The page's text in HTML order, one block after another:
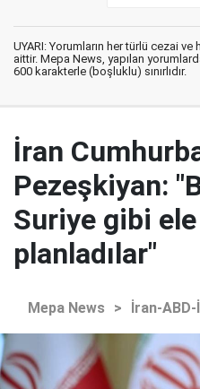
UYARI: Yorumların her türlü cezai
aittir. Mepa News, yapılan
600 karakterle (boşluklu) sınırlıdır.
İran
Pezeşkiyan:
Suriye gibi
planladılar"
Mepa News > İran-ABD-